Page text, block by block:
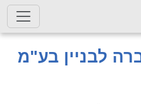
לבניין בע"מ